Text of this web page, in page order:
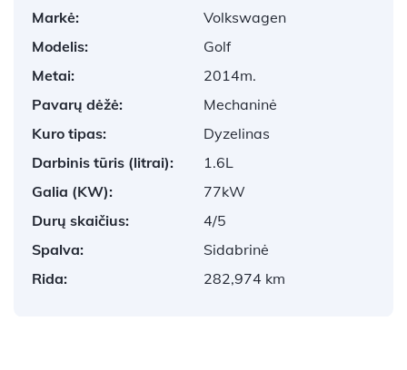
Markė:
Volkswagen
Modelis:
Golf
Metai:
2014m.
Pavarų dėžė:
Mechaninė
Kuro tipas:
Dyzelinas
Darbinis tūris (litrai):
1.6L
Galia (KW):
77kW
Durų skaičius:
4/5
Spalva:
Sidabrinė
Rida:
282,974 km